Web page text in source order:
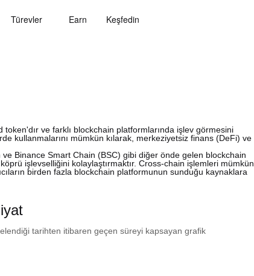
Türevler Earn Keşfedin
ve farklı blockchain platformlarında işlev görmesini
kullanmalarını mümkün kılarak, merkeziyetsiz finans (DeFi) ve
Binance Smart Chain (BSC) gibi diğer önde gelen blockchain
işlevselliğini kolaylaştırmaktır. Cross-chain işlemleri mümkün
birden fazla blockchain platformunun sunduğu kaynaklara
tarihten itibaren geçen süreyi kapsayan grafik